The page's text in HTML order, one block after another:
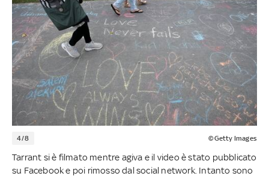
4/8 ©Getty Images
Tarrant si è filmato mentre agiva e il video è stato pubblicato
su Facebook e poi rimosso dal social network. Intanto sono